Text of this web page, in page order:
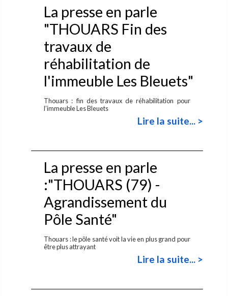
La presse en parle
"THOUARS Fin des
travaux de
réhabilitation de
l'immeuble Les Bleuets"
Thouars : fin des travaux de réhabilitation pour
l’immeuble Les Bleuets
Lire la suite... >
La presse en parle
:"THOUARS (79) -
Agrandissement du
Pôle Santé"
Thouars : le pôle santé voit la vie en plus grand pour
être plus attrayant
Lire la suite... >